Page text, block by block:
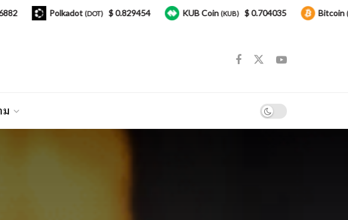
ม
Polkadot(DOT) $ 0.829454 KUB Coin(KUB) $ 0.704035 Bitcoin(BTC)